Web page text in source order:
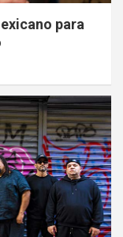
para